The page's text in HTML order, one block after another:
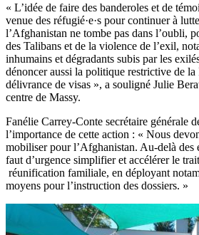
« L’idée de faire des banderoles et de
venue des réfugié·e·s pour continuer à
l’Afghanistan ne tombe pas dans l’oubli,
des Talibans et de la violence de l’exil,
inhumains et dégradants subis par les
dénoncer aussi la politique restrictive de la
délivrance de visas », a souligné Julie
centre de Massy.
Fanélie Carrey-Conte secrétaire générale
l’importance de cette action : « Nous
mobiliser pour l’Afghanistan. Au-delà des
faut d’urgence simplifier et accélérer le
réunification familiale, en déployant
moyens pour l’instruction des dossiers. »